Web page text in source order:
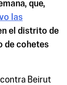
que,
las
el distrito de
de cohetes
contra Beirut